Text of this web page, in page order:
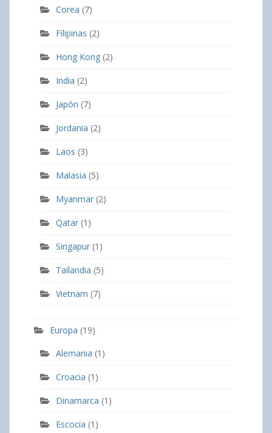
Corea (7)
Filipinas (2)
Hong Kong (2)
India (2)
Japón (7)
Jordania (2)
Laos (3)
Malasia (5)
Myanmar (2)
Qatar (1)
Singapur (1)
Tailandia (5)
Vietnam (7)
Europa (19)
Alemania (1)
Croacia (1)
Dinamarca (1)
Escocia (1)